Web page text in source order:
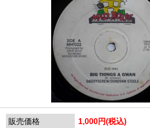
販売価格 1,000円(税込)